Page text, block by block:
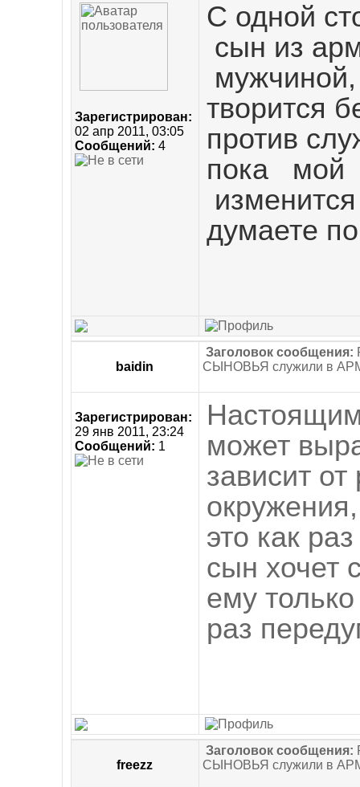
Зарегистрирован:
02 апр 2011, 03:05
Сообщений: 4
С одной
сын из
творится
против
пока мой
думаете
baidin
Заголовок сообщения:
СЫНОВЬЯ служили в
Зарегистрирован:
29 янв 2011, 23:24
Сообщений: 1
может
зависит
это как
сын хочет
ему
раз
freezz
Заголовок сообщения:
СЫНОВЬЯ служили в